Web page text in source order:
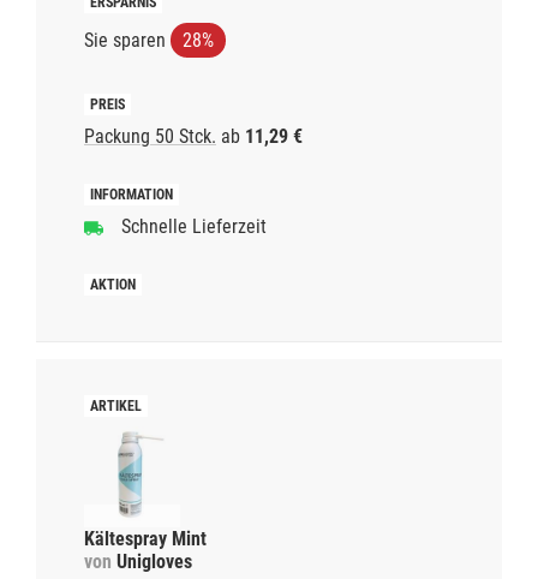
Sie sparen 28%
Packung 50 Stck. ab 11,29 €
Schnelle Lieferzeit
Kältespray Mint
von Unigloves